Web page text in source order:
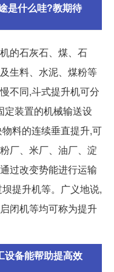
是什么哇?教期待
的石灰石、煤、石
生料、水泥、煤粉等
不同,斗式提升机可分
定装置的机械输送设
料的连续垂直提升,可
厂、米厂、油厂、淀
过改变势能进行运输
提升机等。广义地说,
闭机等均可称为提升
设备能帮助提高效